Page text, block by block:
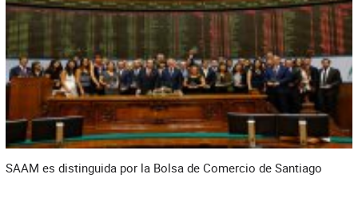
SAAM es distinguida por la Bolsa de Comercio de Santiago